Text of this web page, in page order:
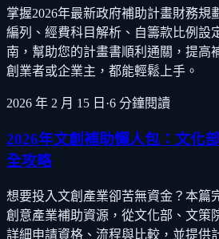
掌握2026年最新政府補助計畫財務規
編列、經費科目解析、自籌款比例設
南，幫助您的計畫書順利通關，提高
創業者或企業主，都能輕鬆上手。
2026 年 2 月 15 日 ·6 分鐘閱讀
2026年文創補助懶人包：文化
全攻略
想要投入文創產業卻苦無資金？本篇
創意產業補助資源，從文化部、文策
詳細申請資格、流程與比較，並提供